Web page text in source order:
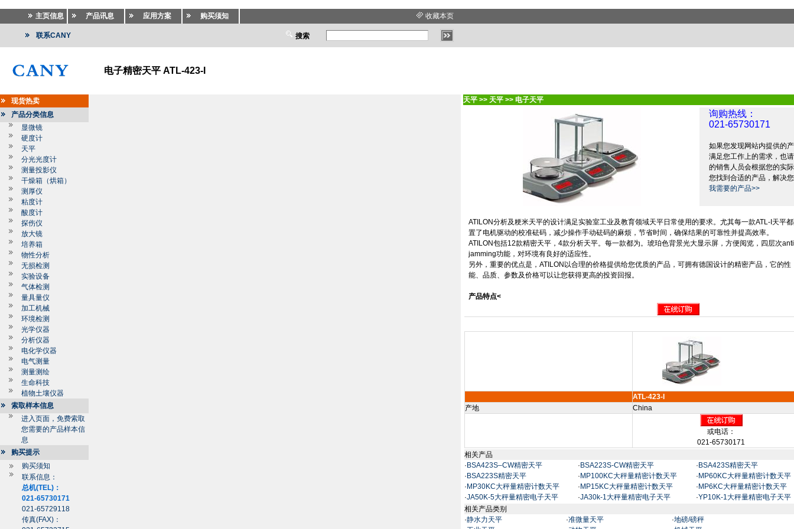
主页信息 产品讯息 应用方案 购买须知 收藏本页
联系CANY 搜索
电子精密天平 ATL-423-I
现货热卖
产品分类信息
显微镜
硬度计
天平
分光光度计
测量投影仪
干燥箱（烘箱）
测厚仪
粘度计
酸度计
探伤仪
放大镜
培养箱
物性分析
无损检测
实验设备
气体检测
量具量仪
加工机械
环境检测
光学仪器
分析仪器
电化学仪器
电气测量
测量测绘
生命科技
植物土壤仪器
索取样本信息
进入页面，免费索取
您需要的产品样本信
息
购买提示
购买须知
联系信息：
总机(TEL)：
021-65730171
021-65729118
传真(FAX)：
天平 >> 天平 >> 电子天平
询购热线：
021-65730171
如果您发现网站内提供的
满足您工作上的需求，也
的销售人员会根据您的实
您找到合适的产品，解决
我需要的产品>>
ATILON分析及粳米天平的设计满足实验室工业及教育领域天平日常使用的要求。尤其每一款ATL-I 天平
置了电机驱动的校准砝码，减少操作手动砝码的麻烦，节省时间，确保结果的可靠性并提高效率。
ATILON包括12款精密天平，4款分析天平。每一款都为。琥珀色背景光大显示屏，方便阅览，四层次
jamming功能，对环境有良好的适应性。
另外，重要的优点是，ATILON 以合理的价格提供给您优质的产品，可拥有德国设计的精密产品，它的性
能、品质、参数及价格可以让您获得更高的投资回报。
产品特点<
ATL-423-I
产地
China
或电话：
021-65730171
相关产品
· BSA423S–CW精密天平 · BSA223S-CW精密天平 · BSA423S精密天平
· BSA223S精密天平 · MP100KC大秤量精密计数天平 · MP60KC大秤量精密计数天平
· MP30KC大秤量精密计数天平 · MP15KC大秤量精密计数天平 · MP6KC大秤量精密计数天平
·JA50K-5大秤量精密电子天平 ·JA30k-1大秤量精密电子天平 ·YP10K-1大秤量精密电子天平
相关产品类别
·静水力天平 ·准微量天平 ·地磅/磅秤